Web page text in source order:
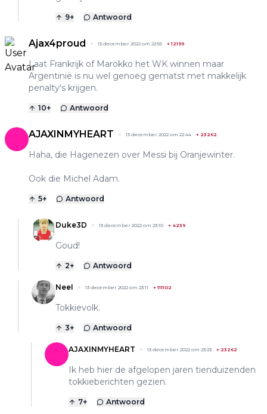
9+ Antwoord
Ajax4proud 13 december 2022 om 22:55 +12199
Laat Frankrijk of Marokko het WK winnen maar
Argentinië is nu wel genoeg gematst met makkelijk
penalty's krijgen.
10+ Antwoord
AJAXINMYHEART 13 december 2022 om 22:44 + 23262
Haha, die Hagenezen over Messi bij Oranjewinter.
Ook die Michel Adam.
5+ Antwoord
Duke3D 13 december 2022 om 23:10 + 4239
Goud!
2+ Antwoord
NeeI 13 december 2022 om 23:11 +111102
Tokkievolk.
3+ Antwoord
AJAXINMYHEART 13 december 2022 om 23:23 + 23262
Ik heb hier de afgelopen jaren tienduizenden
tokkieberichten gezien.
7+ Antwoord